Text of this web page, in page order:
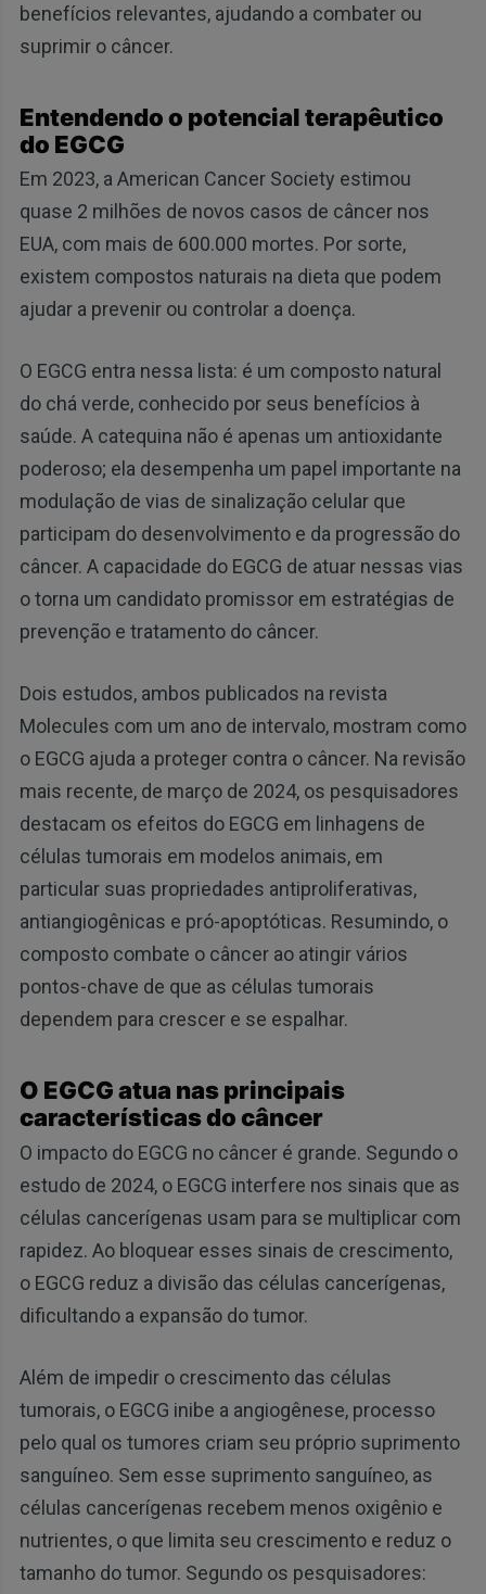
benefícios relevantes, ajudando a combater ou
suprimir o câncer.
Entendendo o potencial terapêutico
do EGCG
Em 2023, a American Cancer Society estimou
quase 2 milhões de novos casos de câncer nos
EUA, com mais de 600.000 mortes. Por sorte,
existem compostos naturais na dieta que podem
ajudar a prevenir ou controlar a doença.
O EGCG entra nessa lista: é um composto natural
do chá verde, conhecido por seus benefícios à
saúde. A catequina não é apenas um antioxidante
poderoso; ela desempenha um papel importante na
modulação de vias de sinalização celular que
participam do desenvolvimento e da progressão do
câncer. A capacidade do EGCG de atuar nessas vias
o torna um candidato promissor em estratégias de
prevenção e tratamento do câncer.
Dois estudos, ambos publicados na revista
Molecules com um ano de intervalo, mostram como
o EGCG ajuda a proteger contra o câncer. Na revisão
mais recente, de março de 2024, os pesquisadores
destacam os efeitos do EGCG em linhagens de
células tumorais em modelos animais, em
particular suas propriedades antiproliferativas,
antiangiogênicas e pró-apoptóticas. Resumindo, o
composto combate o câncer ao atingir vários
pontos-chave de que as células tumorais
dependem para crescer e se espalhar.
O EGCG atua nas principais
características do câncer
O impacto do EGCG no câncer é grande. Segundo o
estudo de 2024, o EGCG interfere nos sinais que as
células cancerígenas usam para se multiplicar com
rapidez. Ao bloquear esses sinais de crescimento,
o EGCG reduz a divisão das células cancerígenas,
dificultando a expansão do tumor.
Além de impedir o crescimento das células
tumorais, o EGCG inibe a angiogênese, processo
pelo qual os tumores criam seu próprio suprimento
sanguíneo. Sem esse suprimento sanguíneo, as
células cancerígenas recebem menos oxigênio e
nutrientes, o que limita seu crescimento e reduz o
tamanho do tumor. Segundo os pesquisadores: